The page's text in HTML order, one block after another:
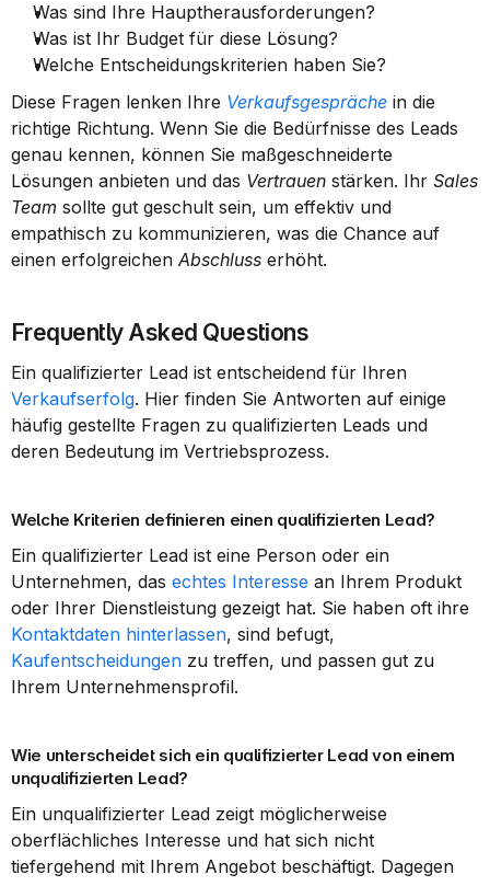
Was sind Ihre Hauptherausforderungen?
Was ist Ihr Budget für diese Lösung?
Welche Entscheidungskriterien haben Sie?
Diese Fragen lenken Ihre Verkaufsgespräche in die
richtige Richtung. Wenn Sie die Bedürfnisse des Leads
genau kennen, können Sie maßgeschneiderte
Lösungen anbieten und das Vertrauen stärken. Ihr Sales
Team sollte gut geschult sein, um effektiv und
empathisch zu kommunizieren, was die Chance auf
einen erfolgreichen Abschluss erhöht.
Frequently Asked Questions
Verkaufserfolg. Hier finden Sie Antworten auf einige
häufig gestellte Fragen zu qualifizierten Leads und
deren Bedeutung im Vertriebsprozess.
Welche Kriterien definieren einen qualifizierten Lead?
Ein qualifizierter Lead ist eine Person oder ein
Unternehmen, das echtes Interesse an Ihrem Produkt
Kontaktdaten hinterlassen
Kaufentscheidungen zu treffen, und passen gut zu
Ihrem Unternehmensprofil.
Wie unterscheidet sich ein qualifizierter Lead von einem
unqualifizierten Lead?
Ein unqualifizierter Lead zeigt möglicherweise
oberflächliches Interesse und hat sich nicht
tiefergehend mit Ihrem Angebot beschäftigt. Dagegen